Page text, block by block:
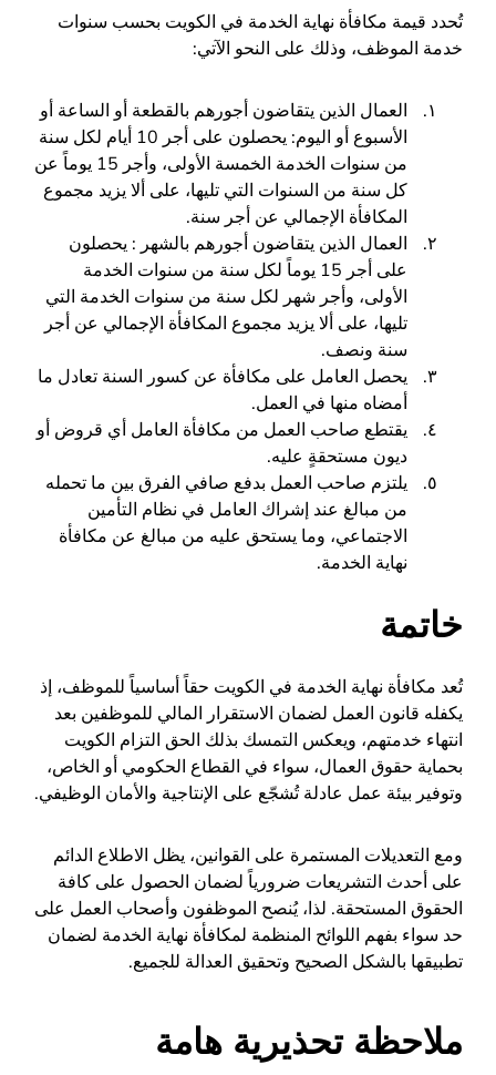
تُحدد قيمة مكافأة نهاية الخدمة في الكويت بحسب سنوات
خدمة الموظف، وذلك على النحو الآتي:
العمال الذين يتقاضون أجورهم بالقطعة أو الساعة أو
الأسبوع أو اليوم: يحصلون على أجر 10 أيام لكل سنة
من سنوات الخدمة الخمسة الأولى، وأجر 15 يوماً عن
كل سنة من السنوات التي تليها، على ألا يزيد مجموع
المكافأة الإجمالي عن أجر سنة.
العمال الذين يتقاضون أجورهم بالشهر : يحصلون
على أجر 15 يوماً لكل سنة من سنوات الخدمة
الأولى، وأجر شهر لكل سنة من سنوات الخدمة التي
تليها، على ألا يزيد مجموع المكافأة الإجمالي عن أجر
سنة ونصف.
يحصل العامل على مكافأة عن كسور السنة تعادل ما
أمضاه منها في العمل.
يقتطع صاحب العمل من مكافأة العامل أي قروض أو
ديون مستحقةٍ عليه.
يلتزم صاحب العمل بدفع صافي الفرق بين ما تحمله
من مبالغ عند إشراك العامل في نظام التأمين
الاجتماعي، وما يستحق عليه من مبالغ عن مكافأة
نهاية الخدمة.
خاتمة
تُعد مكافأة نهاية الخدمة في الكويت حقاً أساسياً للموظف، إذ
يكفله قانون العمل لضمان الاستقرار المالي للموظفين بعد
انتهاء خدمتهم، ويعكس التمسك بذلك الحق التزام الكويت
بحماية حقوق العمال، سواء في القطاع الحكومي أو الخاص،
وتوفير بيئة عمل عادلة تُشجّع على الإنتاجية والأمان الوظيفي.
ومع التعديلات المستمرة على القوانين، يظل الاطلاع الدائم
على أحدث التشريعات ضرورياً لضمان الحصول على كافة
الحقوق المستحقة. لذا، يُنصح الموظفون وأصحاب العمل على
حد سواء بفهم اللوائح المنظمة لمكافأة نهاية الخدمة لضمان
تطبيقها بالشكل الصحيح وتحقيق العدالة للجميع.
ملاحظة تحذيرية هامة